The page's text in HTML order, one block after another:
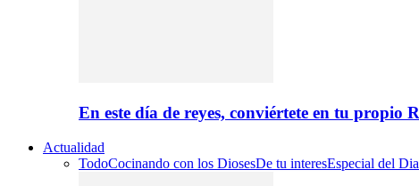
En este día de reyes, conviértete en tu propio
Actualidad
TodoCocinando con los DiosesDe tu interesEspecial del Dia